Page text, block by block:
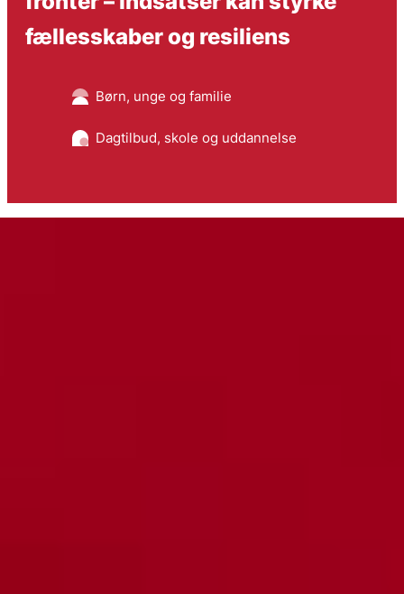
fællesskaber og resiliens
Børn, unge og familie
Dagtilbud, skole og uddannelse